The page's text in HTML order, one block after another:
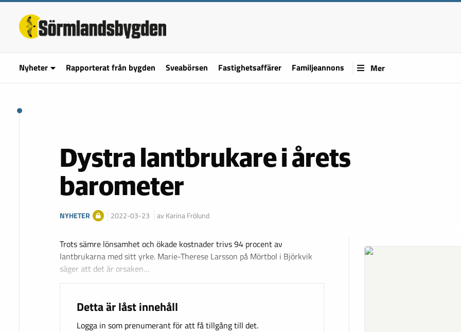
Nyheter Rapporterat från bygden Sveabörsen Fastighetsaffärer Familjeannons Mer
Dystra lantbrukare i årets
barometer
NYHETER 2022-03-23 av Karina Frölund
Trots sämre lönsamhet och ökade kostnader trivs 94 procent av
lantbrukarna med sitt yrke. Marie-Therese Larsson på Mörtbol i Björkvik
säger att det är orsaken…
Detta är låst innehåll
Logga in som prenumerant för att få tillgång till det.